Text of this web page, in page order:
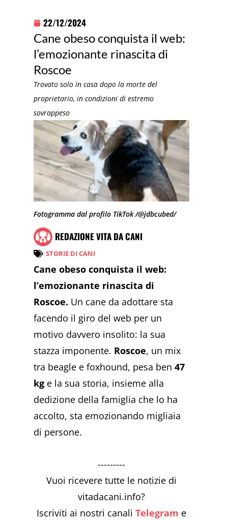
22/12/2024
Cane obeso conquista il web:
l’emozionante rinascita di
Roscoe
Trovato solo in casa dopo la morte del
proprietario, in condizioni di estremo
sovrappeso
Fotogramma dal profilo TikTok /@jdbcubed/
REDAZIONE VITA DA CANI
STORIE DI CANI
Cane obeso conquista il web:
l’emozionante rinascita di
Roscoe. Un cane da adottare sta
facendo il giro del web per un
motivo davvero insolito: la sua
stazza imponente. Roscoe, un mix
tra beagle e foxhound, pesa ben47
kg e la sua storia, insieme alla
dedizione della famiglia che lo ha
accolto, sta emozionando migliaia
di persone.
---------
Vuoi ricevere tutte le notizie di
vitadacani.info?
Iscriviti ai nostri canaliTelegram e